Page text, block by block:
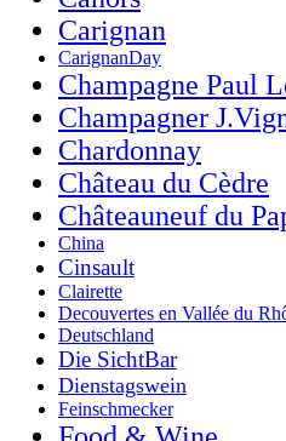
Carignan
CarignanDay
Champagne Paul
Champagner
Chardonnay
Château du Cèdre
Châteauneuf du
China
Cinsault
Clairette
Decouvertes en Vallée du
Deutschland
Die SichtBar
Dienstagswein
Feinschmecker